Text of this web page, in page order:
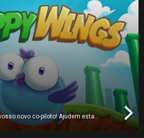
novo co-piloto! Ajudem esta
de uma estranha terra povoada por